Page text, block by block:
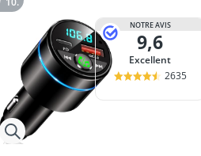
NOTRE AVIS
9,6
Excellent
2635